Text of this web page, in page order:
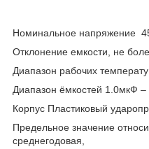
Номинальное напряжение
Отклонение емкости, не
Диапазон рабочих
Диапазон ёмкостей 1.0мкФ
Корпус Пластиковый
Предельное значение
среднегодовая,